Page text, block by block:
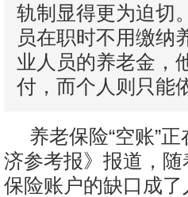
轨制显得更为迫切
员在职时不用缴纳
业人员的养老金，
付，而个人则只能
养老保险“空账”
济参考报》报道，
保险账户的缺口成